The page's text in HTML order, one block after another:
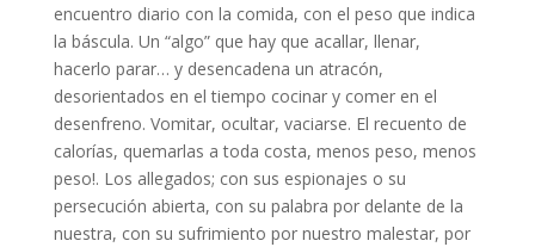
encuentro diario con la comida, con el peso que indica
la báscula. Un “algo” que hay que acallar, llenar,
hacerlo parar… y desencadena un atracón,
desorientados en el tiempo cocinar y comer en el
desenfreno. Vomitar, ocultar, vaciarse. El recuento de
calorías, quemarlas a toda costa, menos peso, menos
peso!. Los allegados; con sus espionajes o su
persecución abierta, con su palabra por delante de la
nuestra, con su sufrimiento por nuestro malestar, por